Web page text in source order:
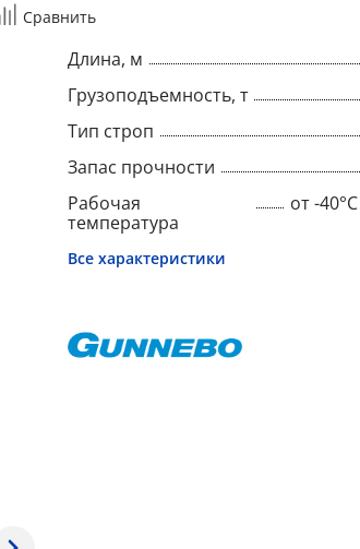
Сравнить
Длина, м
Грузоподъемность, т
Тип строп
Запас прочности
Рабочая
температура
от -
Все характеристики